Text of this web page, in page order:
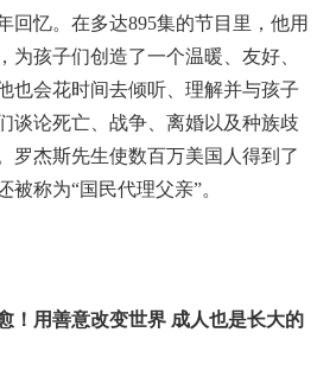
回忆。在多达895集的节目里，他用
为孩子们创造了一个温暖、友好、
也会花时间去倾听、理解并与孩子
谈论死亡、战争、离婚以及种族歧
罗杰斯先生使数百万美国人得到了
称为“国民代理父亲”。
！用善意改变世界 成人也是长大的